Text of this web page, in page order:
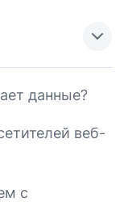
данные?
веб-
с